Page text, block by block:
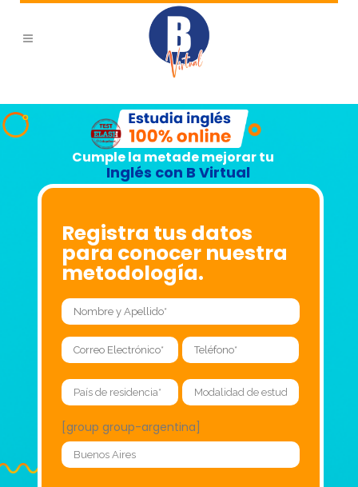
Cumple la meta
Inglés con B Virtual
de mejorar tu
Registra tus datos
para conocer nuestra
metodología.
[group group-argentina]